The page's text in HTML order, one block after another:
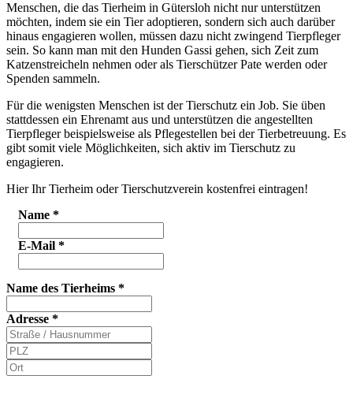
Menschen, die das Tierheim in Gütersloh nicht nur unterstützen
möchten, indem sie ein Tier adoptieren, sondern sich auch darüber
hinaus engagieren wollen, müssen dazu nicht zwingend Tierpfleger
sein. So kann man mit den Hunden Gassi gehen, sich Zeit zum
Katzenstreicheln nehmen oder als Tierschützer Pate werden oder
Spenden sammeln.
Für die wenigsten Menschen ist der Tierschutz ein Job. Sie üben
stattdessen ein Ehrenamt aus und unterstützen die angestellten
Tierpfleger beispielsweise als Pflegestellen bei der Tierbetreuung. Es
gibt somit viele Möglichkeiten, sich aktiv im Tierschutz zu
engagieren.
Hier Ihr Tierheim oder Tierschutzverein kostenfrei eintragen!
Name *
E-Mail *
Name des Tierheims *
Adresse *